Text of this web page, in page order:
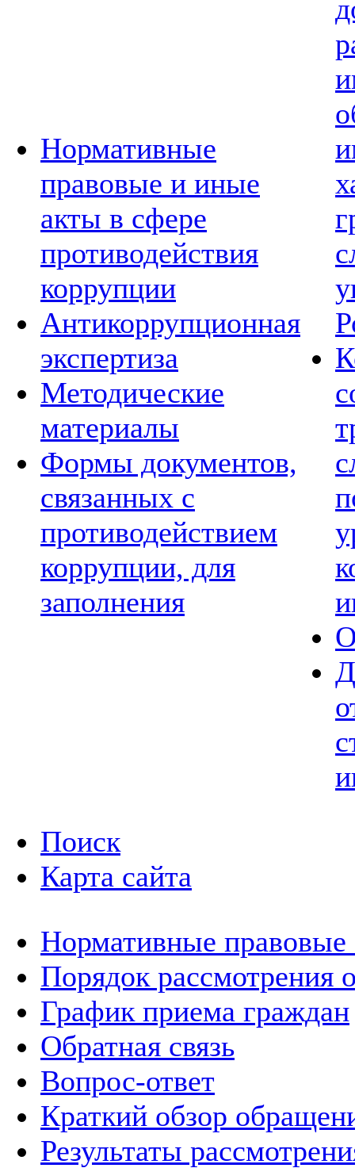
Нормативные
правовые и иные
акты в сфере
противодействия
коррупции
Антикоррупционная
экспертиза
Методические
материалы
Формы документов,
связанных с
противодействием
коррупции, для
заполнения
Поиск
Карта сайта
Нормативные правовые
Порядок рассмотрения
График приема граждан
Обратная связь
Вопрос-ответ
Краткий обзор
Результаты